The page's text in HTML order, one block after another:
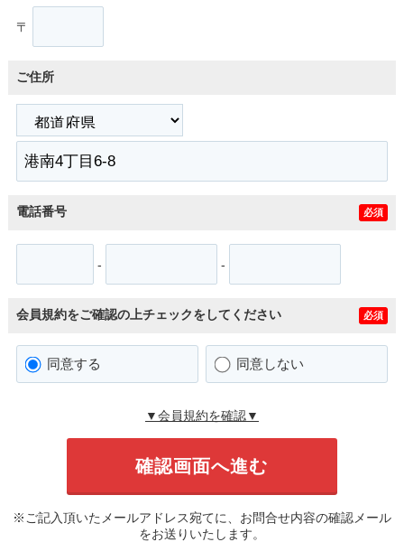
〒
ご住所
電話番号 必須
- -
会員規約をご確認の上チェックをしてください 必須
同意する 同意しない
▼会員規約を確認▼
※ご記入頂いたメールアドレス宛てに、お問合せ内容の確認メール
をお送りいたします。